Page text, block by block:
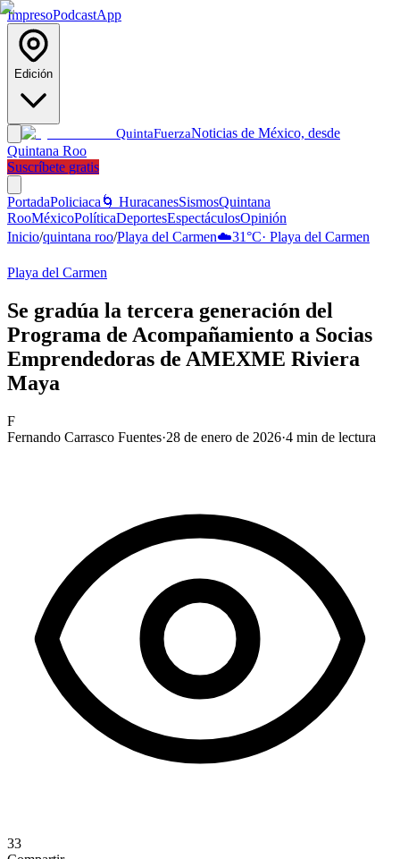
ImpresoPodcastApp
Edición
QuintaFuerzaNoticias de México, desde
Quintana Roo
Suscríbete gratis
PortadaPoliciaca 🌀 HuracanesSismosQuintana
RooMéxicoPolíticaDeportesEspectáculosOpinión
Inicio/quintana roo/Playa del Carmen☁️31°C· Playa del Carmen
Playa del Carmen
Se gradúa la tercera generación del
Programa de Acompañamiento a Socias
Emprendedoras de AMEXME Riviera
Maya
F
Fernando Carrasco Fuentes·28 de enero de 2026·4 min de lectura
33